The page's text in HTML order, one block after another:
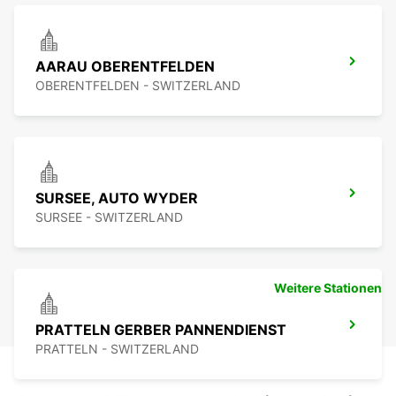
AARAU OBERENTFELDEN
OBERENTFELDEN - SWITZERLAND
SURSEE, AUTO WYDER
SURSEE - SWITZERLAND
PRATTELN GERBER PANNENDIENST
PRATTELN - SWITZERLAND
Weitere Stationen